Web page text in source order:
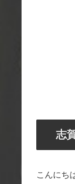
志
こんにち